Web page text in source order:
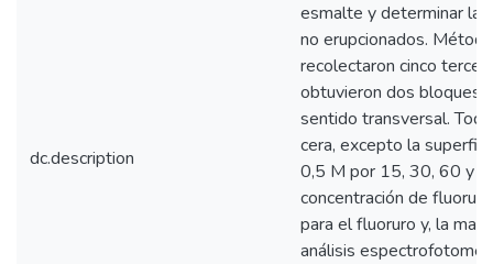
dc.description
esmalte y determinar la
no erupcionados.
recolectaron cinco
obtuvieron dos bloques
sentido transversal.
cera, excepto la
0,5 M por 15, 30, 60 y
concentración de
para el fluoruro y, la
análisis